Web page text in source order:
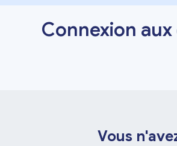
Connexion
Vous